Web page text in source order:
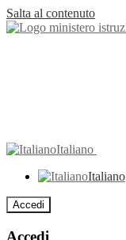
Salta al contenuto
Italiano
Italiano
Accedi
Accedi